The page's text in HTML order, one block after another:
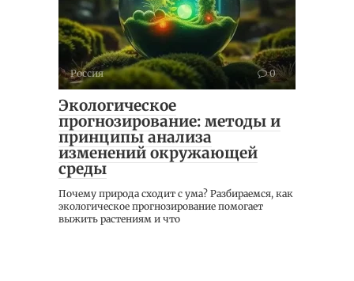
Россия 0
Экологическое
прогнозирование: методы и
принципы анализа
изменений окружающей
среды
Почему природа сходит с ума? Разбираемся, как
экологическое прогнозирование помогает
выжить растениям и что